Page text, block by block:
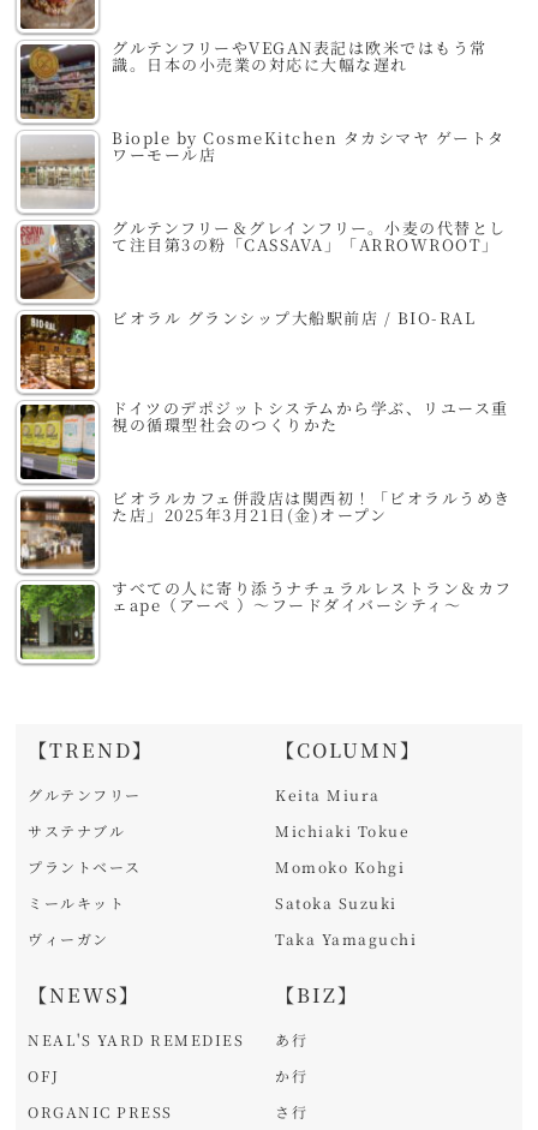
グルテンフリーやVEGAN表記は欧米ではもう常
識。日本の小売業の対応に大幅な遅れ
Biople by CosmeKitchen タカシマヤ ゲートタ
ワーモール店
グルテンフリー＆グレインフリー。小麦の代替とし
て注目第3の粉「CASSAVA」「ARROWROOT」
ビオラル グランシップ大船駅前店 / BIO-RAL
ドイツのデポジットシステムから学ぶ、リユース重
視の循環型社会のつくりかた
ビオラルカフェ併設店は関西初！「ビオラルうめき
た店」2025年3月21日(金)オープン
すべての人に寄り添うナチュラルレストラン＆カフ
ェape（アーペ ）～フードダイバーシティ～
【TREND】
グルテンフリー
サステナブル
プラントベース
ミールキット
ヴィーガン
【NEWS】
NEAL'S YARD REMEDIES
OFJ
ORGANIC PRESS
【COLUMN】
Keita Miura
Michiaki Tokue
Momoko Kohgi
Satoka Suzuki
Taka Yamaguchi
【BIZ】
あ行
か行
さ行